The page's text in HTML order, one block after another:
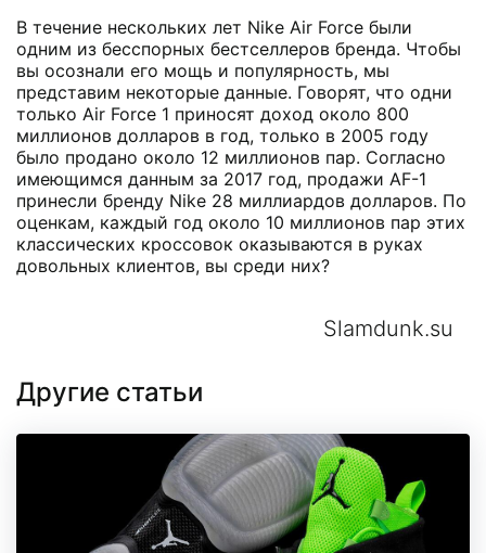
В течение нескольких лет Nike Air Force были
одним из бесспорных бестселлеров бренда. Чтобы
вы осознали его мощь и популярность, мы
представим некоторые данные. Говорят, что одни
только Air Force 1 приносят доход около 800
миллионов долларов в год, только в 2005 году
было продано около 12 миллионов пар. Согласно
имеющимся данным за 2017 год, продажи AF-1
принесли бренду Nike 28 миллиардов долларов. По
оценкам, каждый год около 10 миллионов пар этих
классических кроссовок оказываются в руках
довольных клиентов, вы среди них?
Slamdunk.su
Другие статьи